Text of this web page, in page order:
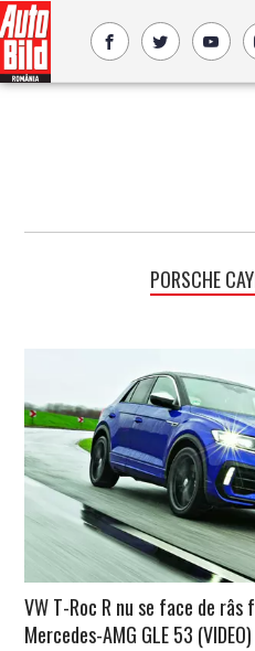
PORSCHE
VW T-Roc R nu se face de râs
Mercedes-AMG GLE 53 (VIDEO)